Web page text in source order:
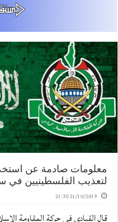
معلومات صادمة عن
لتعذيب الفلسطينيين في
21/10/2019 21:30
قال القيادي في حركة المقاومة